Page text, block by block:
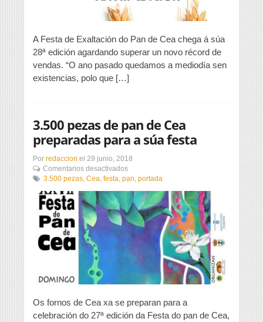
A Festa de Exaltación do Pan de Cea chega á súa
28ª edición agardando superar un novo récord de
vendas. “O ano pasado quedamos a mediodía sen
existencias, polo que […]
3.500 pezas de pan de Cea
preparadas para a súa festa
Por redaccion el 29 junio, 2018
Comentarios desactivadosen
3.500
de
pan
de
Cea
preparadas
a
3.500 pezas, Cea, festa, pan, portada
Os fornos de Cea xa se preparan para a
celebración do 27ª edición da Festa do pan de Cea,